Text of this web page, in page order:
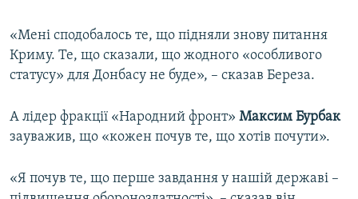
«Мені сподобалось те, що підняли знову питання
Криму. Те, що сказали, що жодного «особливого
статусу» для Донбасу не буде», – сказав Береза.
А лідер фракції «Народний фронт» Максим Бурбак
зауважив, що «кожен почув те, що хотів почути».
«Я почув те, що перше завдання у нашій державі –